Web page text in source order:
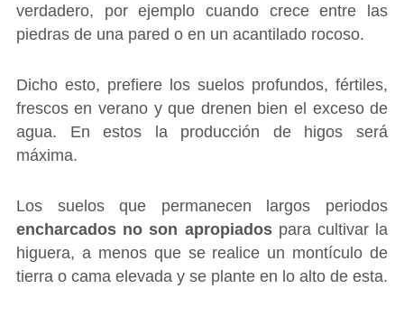
verdadero, por ejemplo cuando crece entre las
piedras de una pared o en un acantilado rocoso.
Dicho esto, prefiere los suelos profundos, fértiles,
frescos en verano y que drenen bien el exceso de
agua. En estos la producción de higos será
máxima.
Los suelos que permanecen largos periodos
encharcados no son apropiadospara cultivar la
higuera, a menos que se realice un montículo de
tierra o cama elevada y se plante en lo alto de esta.